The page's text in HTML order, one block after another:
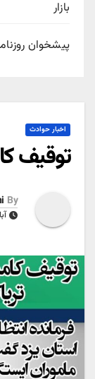
بازار
پیشخوان
اخبار حوادث
توقیف
By